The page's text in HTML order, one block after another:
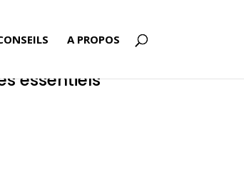
A PROPOS
essentiels